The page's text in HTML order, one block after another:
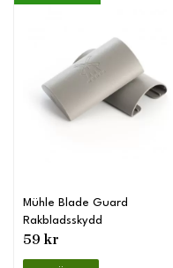
Mühle Blade Guard
Rakbladsskydd
59 kr